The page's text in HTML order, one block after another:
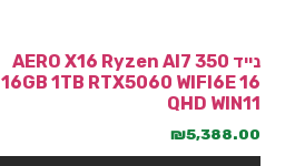
נייד AERO X16 Ryzen AI7 350
16GB 1TB RTX5060 WIFI6E 16
QHD WIN11
₪5,388.00